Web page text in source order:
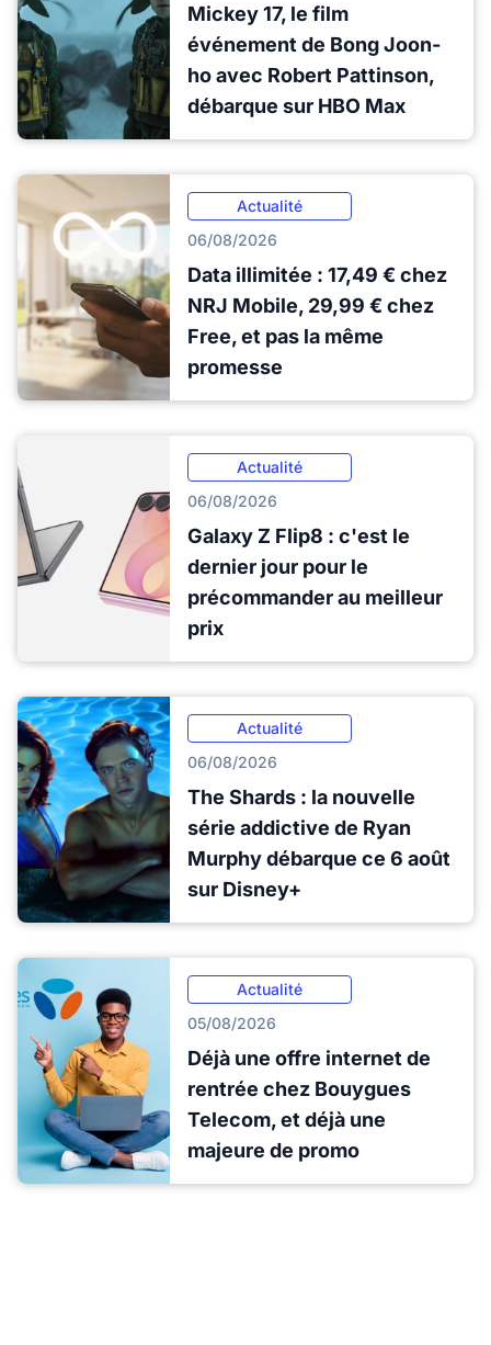
Mickey 17, le film
événement de Bong Joon-
ho avec Robert Pattinson,
débarque sur HBO Max
Actualité
06/08/2026
Data illimitée : 17,49 € chez
NRJ Mobile, 29,99 € chez
Free, et pas la même
promesse
Actualité
06/08/2026
Galaxy Z Flip8 : c'est le
dernier jour pour le
précommander au meilleur
prix
Actualité
06/08/2026
The Shards : la nouvelle
série addictive de Ryan
Murphy débarque ce 6 août
sur Disney+
Actualité
05/08/2026
Déjà une offre internet de
rentrée chez Bouygues
Telecom, et déjà une
majeure de promo